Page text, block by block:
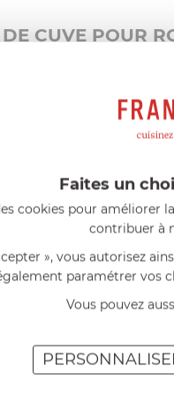
CUVE POUR
(0)
(0)
Faites un
cookies pour améliorer
contribuer à
», vous autorisez
paramétrer vos
Vous pouvez